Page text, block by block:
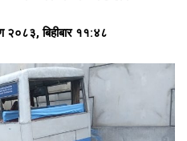
२०८३, बिहीबार ११:४८